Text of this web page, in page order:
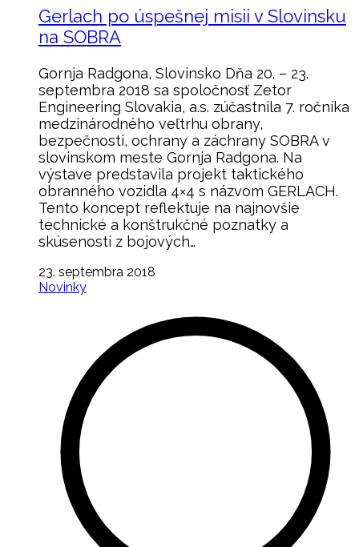
Gerlach po úspešnej misii v Slovinsku
na SOBRA
Gornja Radgona, Slovinsko Dňa 20. – 23.
septembra 2018 sa spoločnosť Zetor
Engineering Slovakia, a.s. zúčastnila 7. ročníka
medzinárodného veľtrhu obrany,
bezpečnosti, ochrany a záchrany SOBRA v
slovinskom meste Gornja Radgona. Na
výstave predstavila projekt taktického
obranného vozidla 4×4 s názvom GERLACH.
Tento koncept reflektuje na najnovšie
technické a konštrukčné poznatky a
skúsenosti z bojových…
23. septembra 2018
Novinky